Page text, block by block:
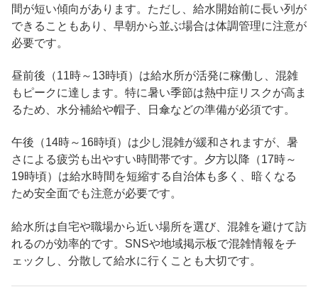
間が短い傾向があります。ただし、給水開始前に長い列が
できることもあり、早朝から並ぶ場合は体調管理に注意が
必要です。
昼前後（11時～13時頃）は給水所が活発に稼働し、混雑
もピークに達します。特に暑い季節は熱中症リスクが高ま
るため、水分補給や帽子、日傘などの準備が必須です。
午後（14時～16時頃）は少し混雑が緩和されますが、暑
さによる疲労も出やすい時間帯です。夕方以降（17時～
19時頃）は給水時間を短縮する自治体も多く、暗くなる
ため安全面でも注意が必要です。
給水所は自宅や職場から近い場所を選び、混雑を避けて訪
れるのが効率的です。SNSや地域掲示板で混雑情報をチ
ェックし、分散して給水に行くことも大切です。